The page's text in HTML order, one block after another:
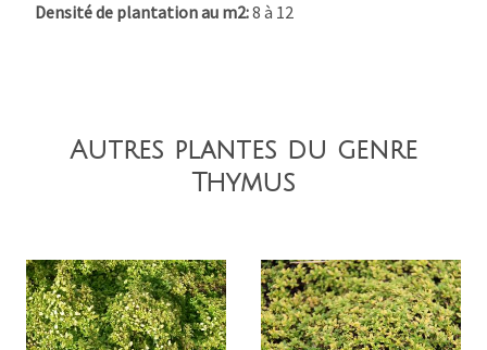
Densité de plantation au m2 8 à 12
Autres plantes du genre
Thymus